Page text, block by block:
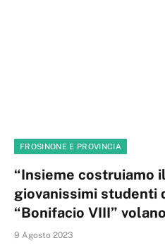
FROSINONE E PROVINCIA
“Insieme costruiamo
giovanissimi studenti
“Bonifacio VIII”
9 Agosto 2023